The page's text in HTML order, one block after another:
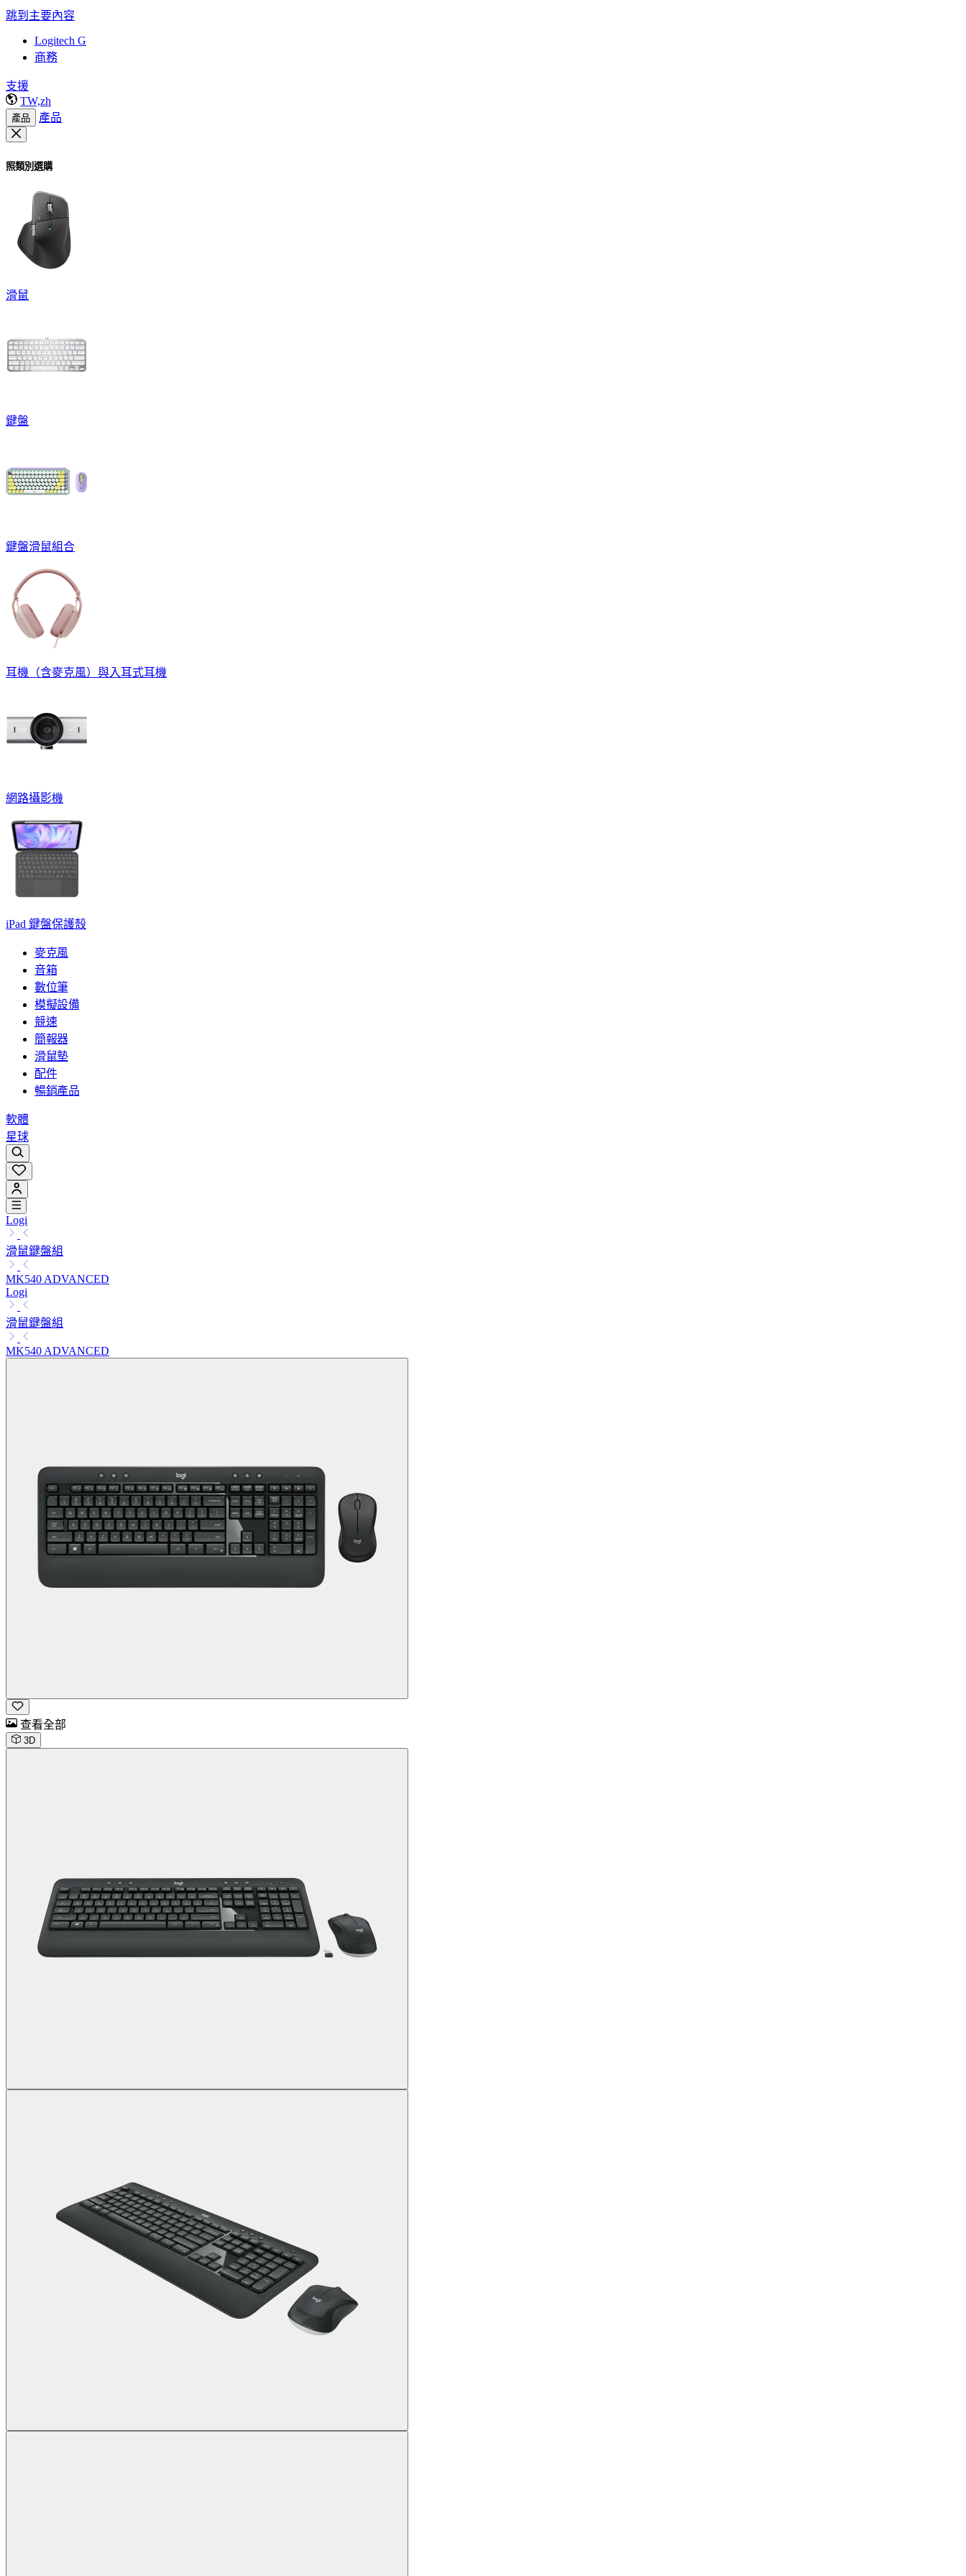
跳到主要內容
Logitech G
商務
支援
TW,zh
產品 產品
照類別選購
滑鼠
鍵盤
鍵盤滑鼠組合
耳機（含麥克風）與入耳式耳機
網路攝影機
iPad 鍵盤保護殼
麥克風
音箱
數位筆
模擬設備
競速
簡報器
滑鼠墊
配件
暢銷產品
軟體
星球
Logi
滑鼠鍵盤組
MK540 ADVANCED
Logi
滑鼠鍵盤組
MK540 ADVANCED
查看全部
3D